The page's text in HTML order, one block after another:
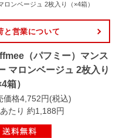
ンベージュ 2枚入り（×4箱）
と営業について
（パフミー）マンス
マロンベージュ 2枚入り
箱）
価格4,752円(税込)
たり 約1,188円